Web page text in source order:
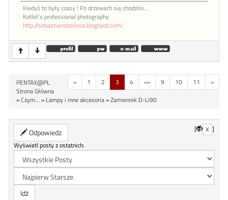
Kiedyś to były czasy ! Po drzewach się chodziło...
Kotlet`s professional photography
http://sebastianstoklosa.blogspot.com/
« 1 2 3 4 «» 9 10 11 »
PENTAX@PL
Strona Główna
»Czym... » Lampy i inne akcesoria»Zamiennik D-Li90
Odpowiedz [ X ]
Wyświetl posty z ostatnich: